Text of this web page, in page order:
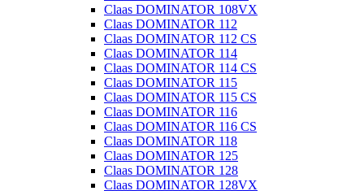
Claas DOMINATOR 108VX
Claas DOMINATOR 112
Claas DOMINATOR 112 CS
Claas DOMINATOR 114
Claas DOMINATOR 114 CS
Claas DOMINATOR 115
Claas DOMINATOR 115 CS
Claas DOMINATOR 116
Claas DOMINATOR 116 CS
Claas DOMINATOR 118
Claas DOMINATOR 125
Claas DOMINATOR 128
Claas DOMINATOR 128VX